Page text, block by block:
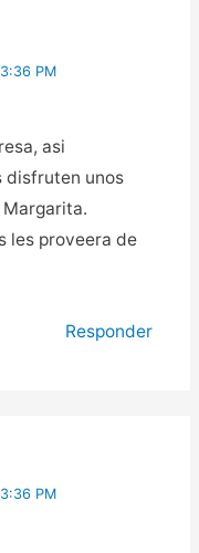
PM
asi
disfruten unos
les proveera de
Responder
PM